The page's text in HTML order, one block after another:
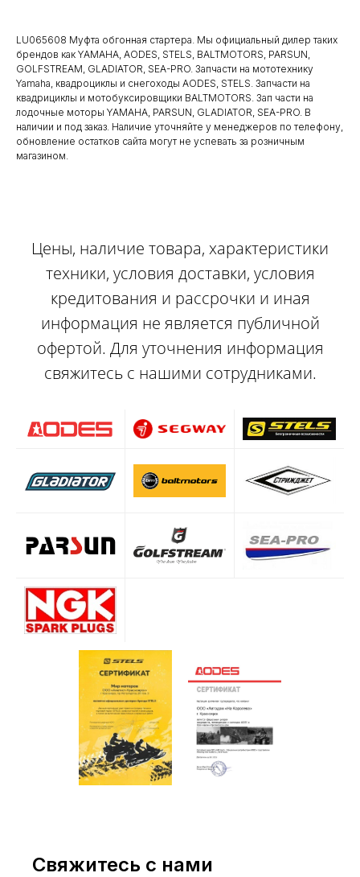
LU065608 Муфта обгонная стартера. Мы официальный дилер таких
брендов как YAMAHA, AODES, STELS, BALTMOTORS, PARSUN,
GOLFSTREAM, GLADIATOR, SEA-PRO. Запчасти на мототехнику
Yamaha, квадроциклы и снегоходы AODES, STELS. Запчасти на
квадрициклы и мотобуксировщики BALTMOTORS. Зап части на
лодочные моторы YAMAHA, PARSUN, GLADIATOR, SEA-PRO. В
наличии и под заказ. Наличие уточняйте у менеджеров по телефону,
обновление остатков сайта могут не успевать за розничным
магазином.
Цены, наличие товара, характеристики
техники, условия доставки, условия
кредитования и рассрочки и иная
информация не является публичной
офертой. Для уточнения информация
свяжитесь с нашими сотрудниками.
Свяжитесь с нами